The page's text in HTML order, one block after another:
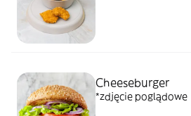
Cheeseburger
*zdjęcie poglądowe